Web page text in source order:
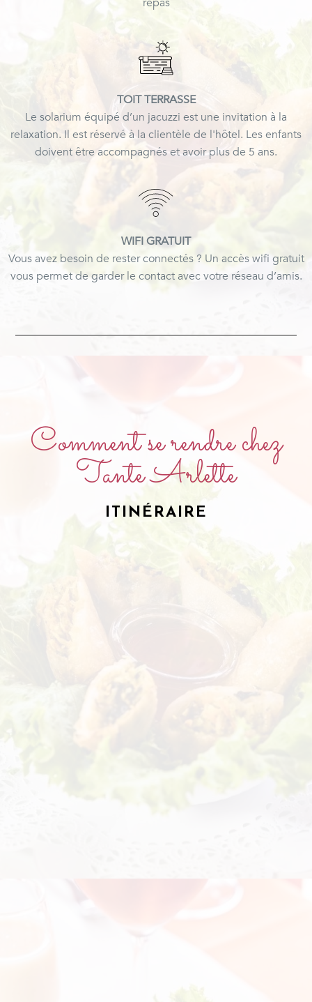
TOIT TERRASSE
Le solarium équipé d’un jacuzzi est une invitation à la
relaxation. Il est réservé à la clientèle de l'hôtel. Les enfants
doivent être accompagnés et avoir plus de 5 ans.
WIFI GRATUIT
Vous avez besoin de rester connectés ? Un accès wifi gratuit
vous permet de garder le contact avec votre réseau d’amis.
Comment se rendre chez
Tante Arlette
ITINÉRAIRE